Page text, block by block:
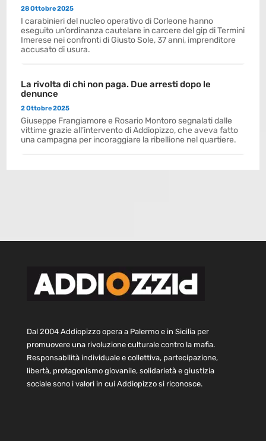
28 Ottobre 2025
I carabinieri del nucleo operativo di Corleone hanno
eseguito un’ordinanza cautelare in carcere del gip di Termini
Imerese nei confronti di Giusto Sole, 37 anni, imprenditore
accusato di usura.
La rivolta di chi non paga. Due arresti dopo le
denunce
2 Ottobre 2025
Giuseppe Frangiamore e Rosario Montoro segnalati dalle
vittime grazie all’intervento di Addiopizzo, che aveva fatto
una campagna per incoraggiare la ribellione nel quartiere.
Dal 2004 Addiopizzo opera a Palermo e in Sicilia per
promuovere una rivoluzione culturale contro la mafia.
Responsabilità individuale e collettiva, partecipazione,
libertà, protagonismo giovanile, solidarietà e giustizia
sociale sono i valori in cui Addiopizzo si riconosce.